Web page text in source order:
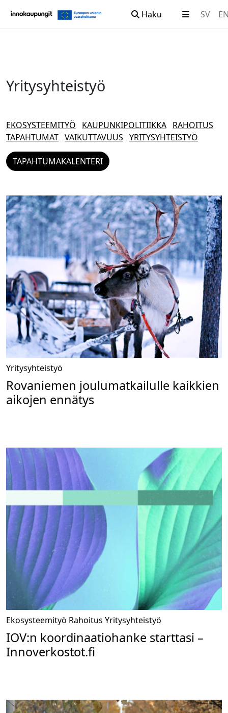
Haku SV
Yritysyhteistyö
EKOSYSTEEMITYÖ KAUPUNKIPOLITIIKKA RAHOITUS
TAPAHTUMAT VAIKUTTAVUUS YRITYSYHTEISTYÖ
TAPAHTUMAKALENTERI
Yritysyhteistyö
Rovaniemen joulumatkailulle kaikkien
aikojen ennätys
Ekosysteemityö Rahoitus Yritysyhteistyö
IOV:n koordinaatiohanke starttasi –
Innoverkostot.fi